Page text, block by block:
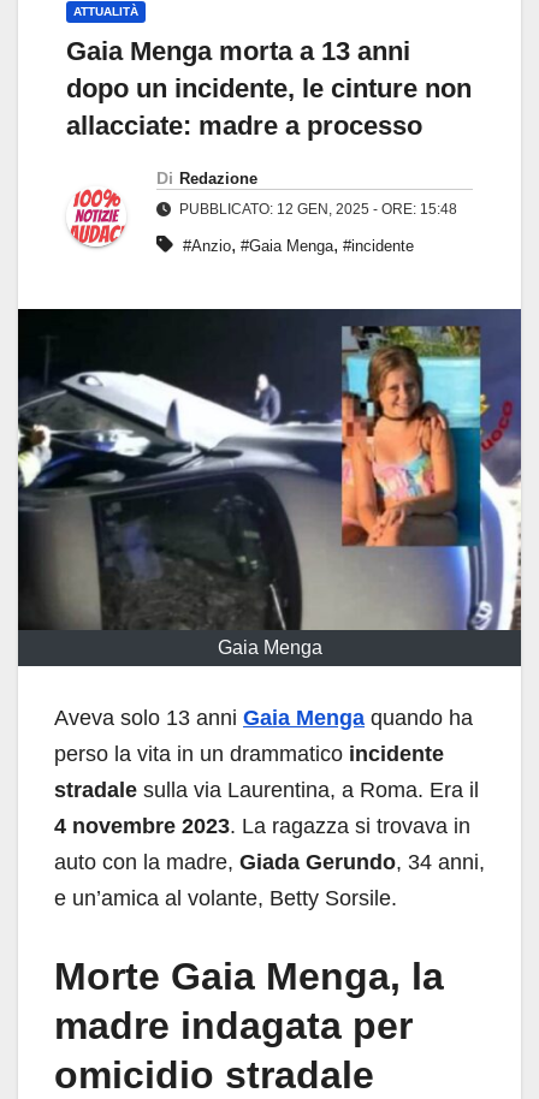
ATTUALITÀ
Gaia Menga morta a 13 anni
dopo un incidente, le cinture non
allacciate: madre a processo
Di Redazione
PUBBLICATO: 12 GEN, 2025 - ORE: 15:48
#Anzio, #Gaia Menga, #incidente
Gaia Menga
Aveva solo 13 anni Gaia Menga quando ha
perso la vita in un drammatico incidente
stradale sulla via Laurentina, a Roma. Era il
4 novembre 2023. La ragazza si trovava in
auto con la madre, Giada Gerundo, 34 anni,
e un’amica al volante, Betty Sorsile.
Morte Gaia Menga, la
madre indagata per
omicidio stradale